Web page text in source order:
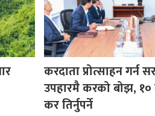
करदाता प्रोत्साहन गर्न
उपहारमै करको बोझ,
कर तिर्नुपर्ने